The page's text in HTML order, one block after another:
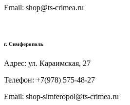
Email: shop@ts-crimea.ru
г. Симферополь
Адрес: ул. Караимская, 27
Телефон: +7(978) 575-48-27
Email: shop-simferopol@ts-crimea.ru